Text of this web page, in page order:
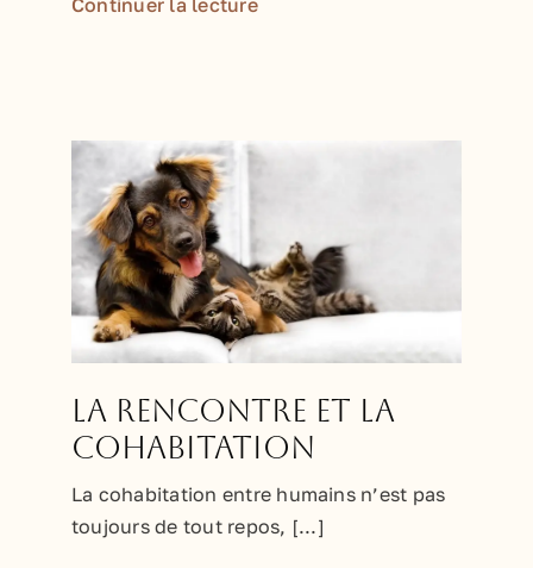
La rencontre et la
cohabitation
La cohabitation entre humains n’est pas
toujours de tout repos, [...]